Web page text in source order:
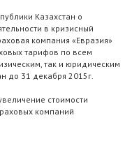
Казахстан о
в кризисный
компания «Евразия»
тарифов по всем
так и юридическим
до 31 декабря 2015г.
стоимости
компаний